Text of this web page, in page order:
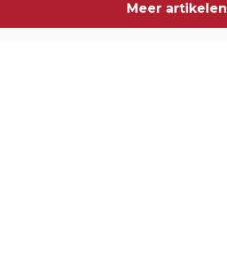
Meer artikelen